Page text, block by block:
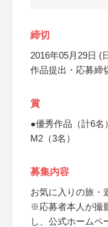
締切
2016年05月29日 (
作品提出・応募締
賞
●優秀作品（計6
M2（3名）
募集内容
お気に入りの旅・
※応募者本人が撮
し、公式ホームペ